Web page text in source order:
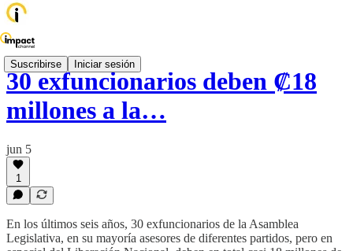
Suscribirse Iniciar sesión
30 exfuncionarios deben ₡18
millones a la…
jun 5
1
En los últimos seis años, 30 exfuncionarios de la Asamblea
Legislativa, en su mayoría asesores de diferentes partidos, pero en